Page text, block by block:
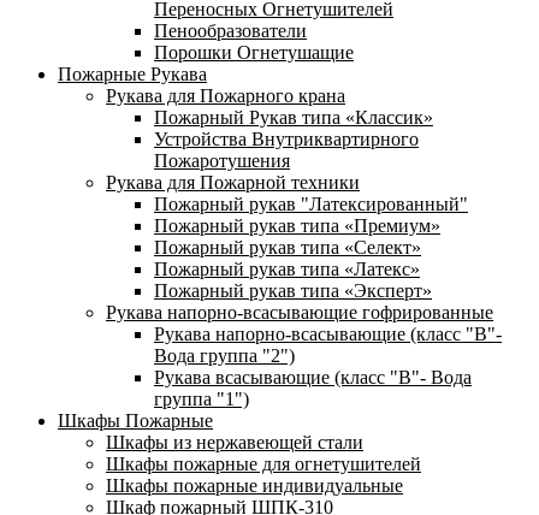
Переносных Огнетушителей
Пенообразователи
Порошки Огнетушащие
Пожарные Рукава
Рукава для Пожарного крана
Пожарный Рукав типа «Классик»
Устройства Внутриквартирного
Пожаротушения
Рукава для Пожарной техники
Пожарный рукав "Латексированный"
Пожарный рукав типа «Премиум»
Пожарный рукав типа «Селект»
Пожарный рукав типа «Латекс»
Пожарный рукав типа «Эксперт»
Рукава напорно-всасывающие гофрированные
Рукава напорно-всасывающие (класс "В"-
Вода группа "2")
Рукава всасывающие (класс "В"- Вода
группа "1")
Шкафы Пожарные
Шкафы из нержавеющей стали
Шкафы пожарные для огнетушителей
Шкафы пожарные индивидуальные
Шкаф пожарный ШПК-310